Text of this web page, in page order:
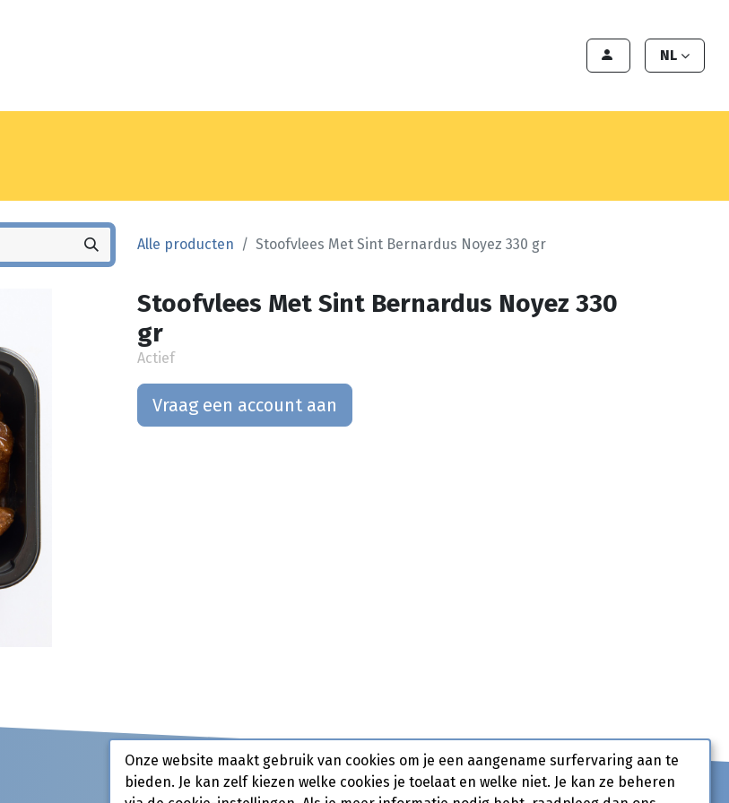
NL
Alle producten Stoofvlees Met Sint Bernardus Noyez 330 gr
Stoofvlees Met Sint Bernardus Noyez 330
gr
Actief
Vraag een account aan
Onze website maakt gebruik van cookies om je een aangename surfervaring aan te
bieden. Je kan zelf kiezen welke cookies je toelaat en welke niet. Je kan ze beheren